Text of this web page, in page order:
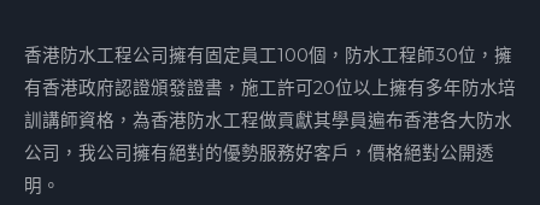
香港防水工程公司擁有固定員工100個，防水工程師30位，擁
有香港政府認證頒發證書，施工許可20位以上擁有多年防水培
訓講師資格，為香港防水工程做貢獻其學員遍布香港各大防水
公司，我公司擁有絕對的優勢服務好客戶，價格絕對公開透
明。